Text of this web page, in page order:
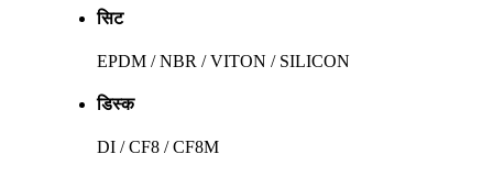
सिट
EPDM / NBR / VITON / SILICON
डिस्क
DI / CF8 / CF8M